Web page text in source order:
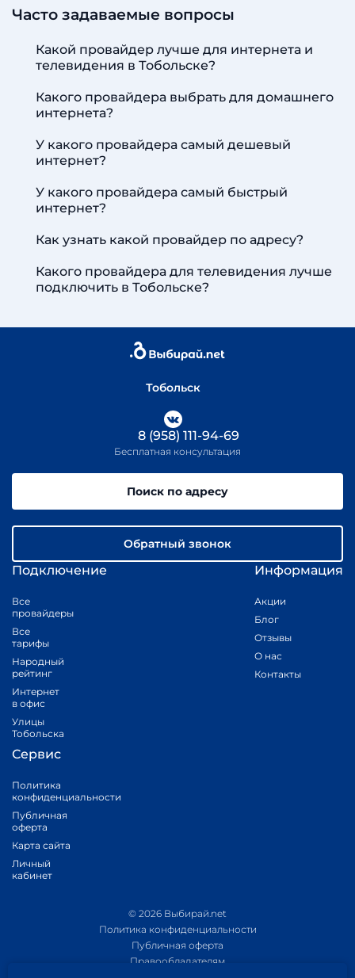
Часто задаваемые вопросы
Какой провайдер лучше для интернета и
телевидения в Тобольске?
Какого провайдера выбрать для домашнего
интернета?
У какого провайдера самый дешевый
интернет?
У какого провайдера самый быстрый
интернет?
Как узнать какой провайдер по адресу?
Какого провайдера для телевидения лучше
подключить в Тобольске?
Тобольск
Подключение
Все
провайдеры
Все
тарифы
Народный
рейтинг
Интернет
в офис
Улицы
Тобольска
Информация
Акции
Блог
Отзывы
О нас
Контакты
Сервис
Политика
конфиденциальности
Публичная
оферта
Карта сайта
Личный
кабинет
8 (958) 111-94-69
Бесплатная консультация
Поиск по адресу
Обратный звонок
© 2026 Выбирай.net
Политика конфиденциальности
Публичная оферта
Правообладателям